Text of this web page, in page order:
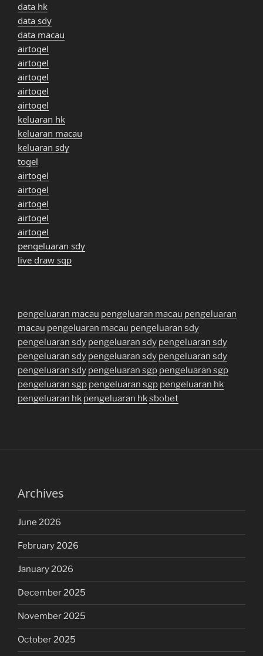
data hk
data sdy
data macau
airtogel
airtogel
airtogel
airtogel
airtogel
keluaran hk
keluaran macau
keluaran sdy
togel
airtogel
airtogel
airtogel
airtogel
airtogel
pengeluaran sdy
live draw sgp
pengeluaran macau pengeluaran macau pengeluaran
macau pengeluaran macau pengeluaran sdy
pengeluaran sdy pengeluaran sdy pengeluaran sdy
pengeluaran sdy pengeluaran sdy pengeluaran sdy
pengeluaran sdy pengeluaran sgp pengeluaran sgp
pengeluaran sgp pengeluaran sgp pengeluaran hk
pengeluaran hk pengeluaran hksbobet
Archives
June 2026
February 2026
January 2026
December 2025
November 2025
October 2025